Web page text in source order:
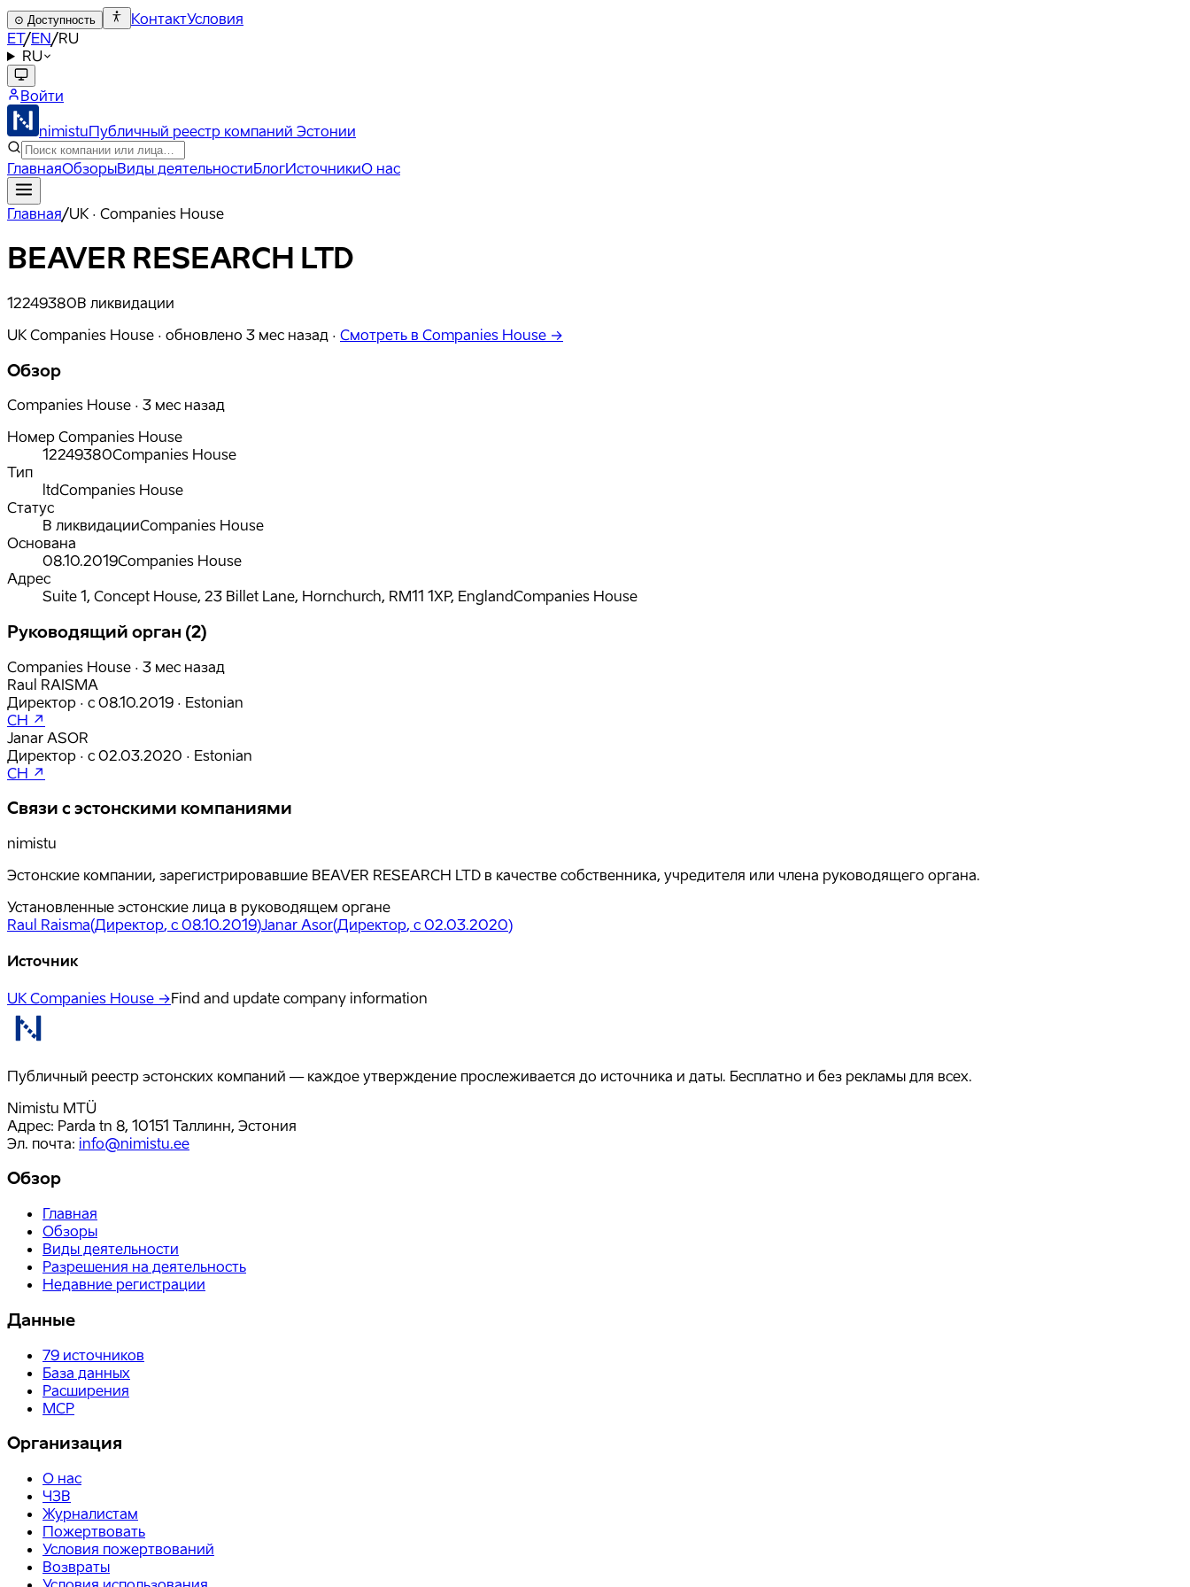
⊙ Доступность КонтактУсловия
ET/EN/RU
RU
Войти
nimistuПубличный реестр компаний Эстонии
ГлавнаяОбзорыВиды деятельностиБлогИсточникиО нас
Главная/UK · Companies House
BEAVER RESEARCH LTD
12249380В ликвидации
UK Companies House · обновлено 3 мес назад · Смотреть в Companies House →
Обзор
Companies House · 3 мес назад
Номер Companies House
12249380Companies House
Тип
ltdCompanies House
Статус
В ликвидацииCompanies House
Основана
08.10.2019Companies House
Адрес
Suite 1, Concept House, 23 Billet Lane, Hornchurch, RM11 1XP, EnglandCompanies House
Руководящий орган (2)
Companies House · 3 мес назад
Raul RAISMA
Директор · с 08.10.2019 · Estonian
CH ↗
Janar ASOR
Директор · с 02.03.2020 · Estonian
CH ↗
Связи с эстонскими компаниями
nimistu
Эстонские компании, зарегистрировавшие BEAVER RESEARCH LTD в качестве собственника, учредителя или члена руководящего органа.
Установленные эстонские лица в руководящем органе
Raul Raisma(Директор, с 08.10.2019)Janar Asor(Директор, с 02.03.2020)
Источник
UK Companies House →Find and update company information
Публичный реестр эстонских компаний — каждое утверждение прослеживается до источника и даты. Бесплатно и без рекламы для всех.
Nimistu MTÜ
Адрес: Parda tn 8, 10151 Таллинн, Эстония
Эл. почта: info@nimistu.ee
Обзор
Главная
Обзоры
Виды деятельности
Разрешения на деятельность
Недавние регистрации
Данные
79 источников
База данных
Расширения
MCP
Организация
О нас
ЧЗВ
Журналистам
Пожертвовать
Условия пожертвований
Возвраты